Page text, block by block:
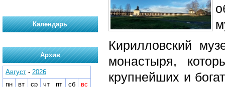
Кирилловский
монастыря,
крупнейших и
Календарь
Архив
Август - 2026
пн
вт ср чт пт сб
вс